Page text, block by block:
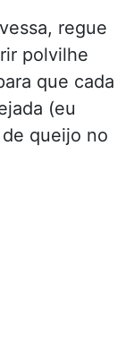
regue
polvilhe
que cada
(eu
queijo no